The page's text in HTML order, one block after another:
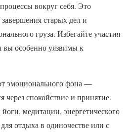
вокруг себя. Это
старых дел и
груза. Избегайте участия
особенно уязвимы к
эмоционального фона —
через спокойствие и принятие.
медитации, энергетического
отдыха в одиночестве или с